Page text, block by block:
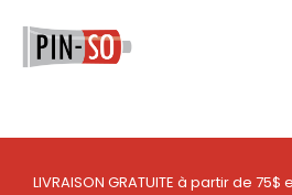
contenu
LIVRAISON GRATUITE à partir de